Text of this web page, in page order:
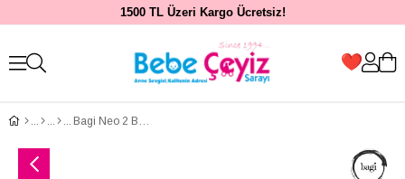
1500 TL Üzeri Kargo Ücretsiz!
Bagi Neo 2 Bebek Arabası Greyson - Bagi Capsule i-Size Oto Koltuğu Gri Travel Sistem